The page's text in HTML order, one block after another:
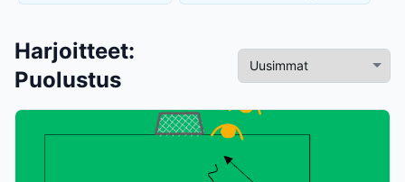
Harjoitteet:
Puolustus